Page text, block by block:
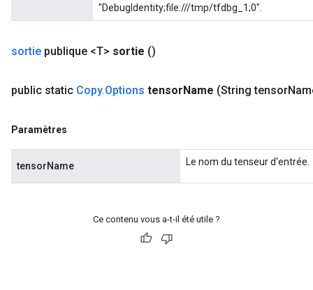
"DebugIdentity;file:///tmp/tfdbg_1;0".
sortie publique <T> sortie ()
public static Copy.Options tensorName (String tensor
Paramètres
tensorName Le nom du tenseur d'entrée.
Ce contenu vous a-t-il été utile ?